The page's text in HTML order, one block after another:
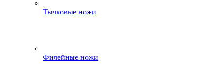
Тычковые ножи
Филейные ножи